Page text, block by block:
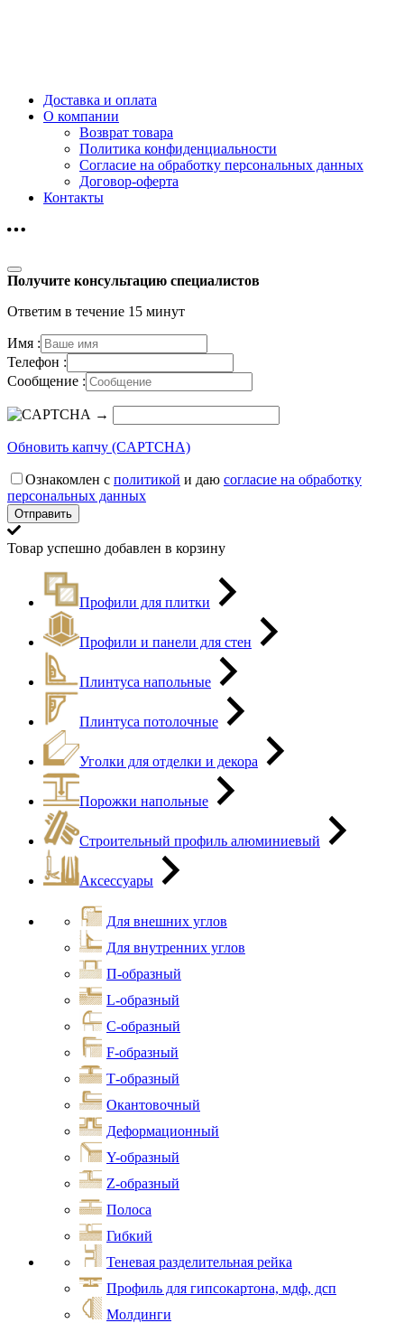
Доставка и оплата
О компании
Возврат товара
Политика конфиденциальности
Согласие на обработку персональных данных
Договор-оферта
Контакты
Получите консультацию специалистов
Ответим в течение 15 минут
Имя :
Телефон :
Сообщение :
→
Обновить капчу (CAPTCHA)
Ознакомлен с политикой и даю согласие на обработку
персональных данных
Товар успешно добавлен в корзину
Профили для плитки
Профили и панели для стен
Плинтуса напольные
Плинтуса потолочные
Уголки для отделки и декора
Порожки напольные
Строительный профиль алюминиевый
Аксессуары
Для внешних углов
Для внутренних углов
П-образный
L-образный
С-образный
F-образный
Т-образный
Окантовочный
Деформационный
Y-образный
Z-образный
Полоса
Гибкий
Теневая разделительная рейка
Профиль для гипсокартона, мдф, дсп
Молдинги